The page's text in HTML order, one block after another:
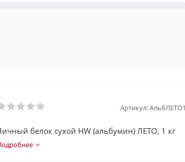
Артикул:АльбЛЕТО1
белок сухой HW (альбумин) ЛЕТО, 1 кг